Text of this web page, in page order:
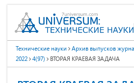
Технические науки
Архив выпусков
2022
4(97) ВТОРАЯ КРАЕВАЯ ЗАДАЧА